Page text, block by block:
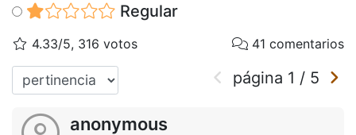
Regular
4.33/5, 316 votos 41 comentarios
página 1 / 5
anonymous